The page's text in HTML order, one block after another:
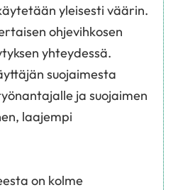
yleisesti väärin.
ohjevihkosen
yhteydessä.
suojaimesta
ja suojaimen
laajempi
on kolme